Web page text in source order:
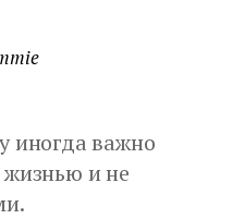
иногда важно
жизнью и не